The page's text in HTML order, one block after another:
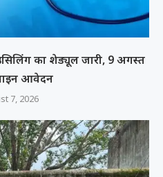
का शेड्यूल जारी, 9 अगस्त
आवेदन
7, 2026